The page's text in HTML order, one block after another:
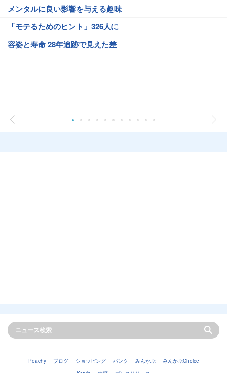
メンタルに良い影響を与える趣味
「モテるためのヒント」326人に
容姿と寿命 28年追跡で見えた差
Peachy ブログ ショッピング バンク みんかぶ
みんかぶChoice